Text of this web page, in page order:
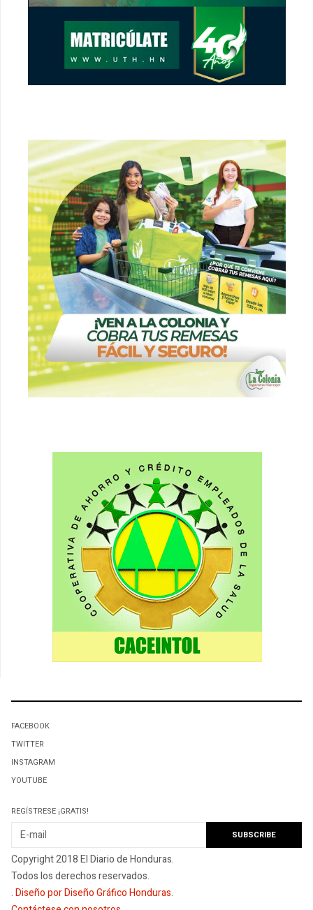
FACEBOOK
TWITTER
INSTAGRAM
YOUTUBE
REGÍSTRESE ¡GRATIS!
Copyright 2018 El Diario de Honduras.
Todos los derechos reservados.
.Diseño por Diseño Gráfico Honduras.